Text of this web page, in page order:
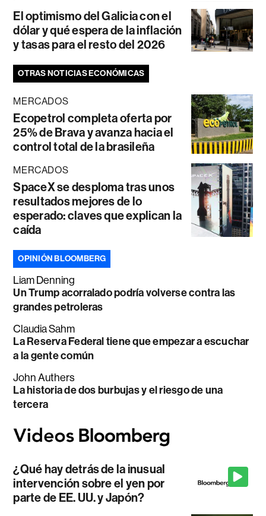
El optimismo del Galicia con el
dólar y qué espera de la inflación
y tasas para el resto del 2026
OTRAS NOTICIAS ECONÓMICAS
MERCADOS
Ecopetrol completa oferta por
25% de Brava y avanza hacia el
control total de la brasileña
MERCADOS
SpaceX se desploma tras unos
resultados mejores de lo
esperado: claves que explican la
caída
OPINIÓN BLOOMBERG
Liam Denning
Un Trump acorralado podría volverse contra las
grandes petroleras
Claudia Sahm
La Reserva Federal tiene que empezar a escuchar
a la gente común
John Authers
La historia de dos burbujas y el riesgo de una
tercera
¿Qué hay detrás de la inusual
intervención sobre el yen por
parte de EE. UU. y Japón?